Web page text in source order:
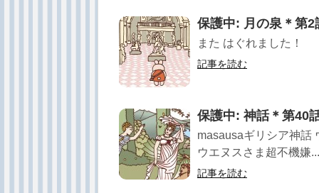
保護中: 月の泉＊第
また はぐれました！
記事を読む
保護中: 神話＊第40
masausaギリシア神話
ウエヌスさま超不機嫌...
記事を読む